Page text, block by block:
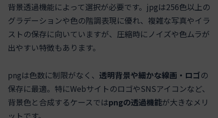
背景透過機能によって選択が必要です。jpgは256色以上の
グラデーションや色の階調表現に優れ、複雑な写真やイラ
ストの保存に向いていますが、圧縮時にノイズや色ムラが
出やすい特徴もあります。
pngは色数に制限がなく、 透明背景や細かな線画・ロゴの
保存に最適。特にWebサイトのロゴやSNSアイコンなど、
背景色と合成するケースではpngの透過機能が大きなメリ
ットです。